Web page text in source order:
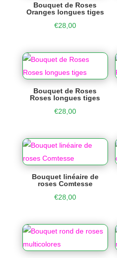
Bouquet de Roses
Oranges longues tiges
€28,00
Bouquet de Roses
Roses longues tiges
€28,00
Bouquet linéaire de
roses Comtesse
€28,00